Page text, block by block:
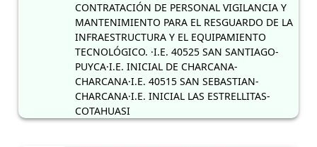
CONTRATACIÓN DE PERSONAL VIGILANCIA Y
MANTENIMIENTO PARA EL RESGUARDO DE LA
INFRAESTRUCTURA Y EL EQUIPAMIENTO
TECNOLÓGICO. ·I.E. 40525 SAN SANTIAGO-
PUYCA·I.E. INICIAL DE CHARCANA-
CHARCANA·I.E. 40515 SAN SEBASTIAN-
CHARCANA·I.E. INICIAL LAS ESTRELLITAS-
COTAHUASI